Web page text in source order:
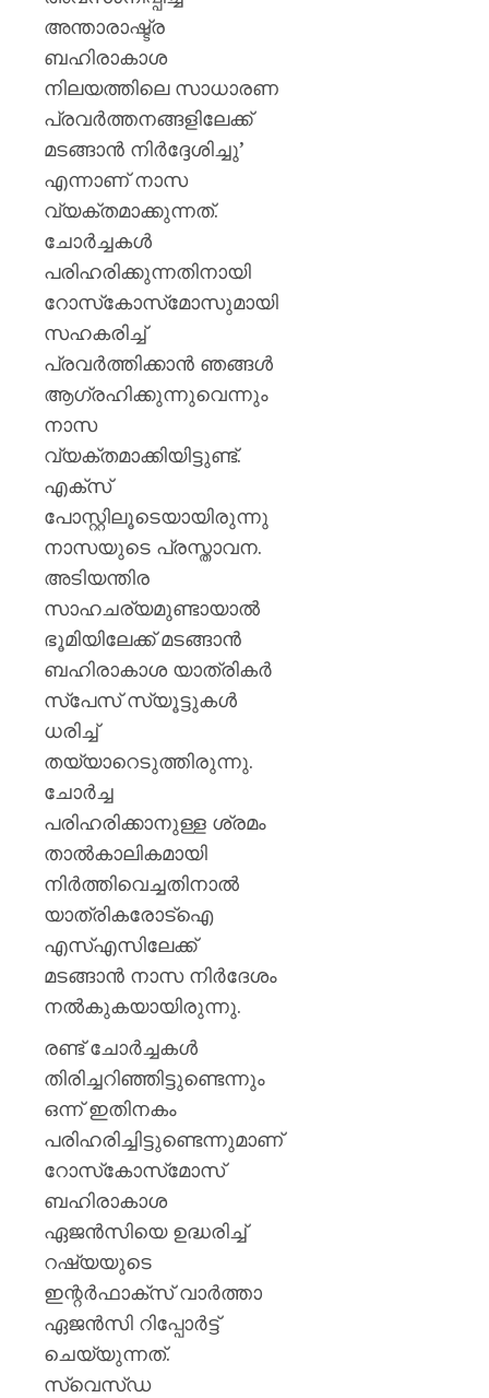
അന്താരാഷ്ട്ര
ബഹിരാകാശ
നിലയത്തിലെ സാധാരണ
പ്രവർത്തനങ്ങളിലേക്ക്
മടങ്ങാൻ നിർദ്ദേശിച്ചു’
എന്നാണ് നാസ
വ്യക്തമാക്കുന്നത്.
ചോർച്ചകൾ
പരിഹരിക്കുന്നതിനായി
റോസ്‌കോസ്‌മോസുമായി
സഹകരിച്ച്
പ്രവർത്തിക്കാൻ ഞങ്ങൾ
ആഗ്രഹിക്കുന്നുവെന്നും
നാസ
വ്യക്തമാക്കിയിട്ടുണ്ട്.
എക്സ്
പോസ്റ്റിലൂടെയായിരുന്നു
നാസയുടെ പ്രസ്താവന.
അടിയന്തിര
സാഹചര്യമുണ്ടായാൽ
ഭൂമിയിലേക്ക് മടങ്ങാൻ
ബഹിരാകാശ യാത്രികർ
സ്പേസ് സ്യൂട്ടുകൾ
ധരിച്ച്
തയ്യാറെടുത്തിരുന്നു.
ചോർച്ച
പരിഹരിക്കാനുള്ള ശ്രമം
താൽകാലികമായി
നിർത്തിവെച്ചതിനാൽ
യാത്രികരോട്ഐ
എസ്എസിലേക്ക്
മടങ്ങാൻ നാസ നിർദേശം
നൽകുകയായിരുന്നു.
രണ്ട് ചോർച്ചകൾ
തിരിച്ചറിഞ്ഞിട്ടുണ്ടെന്നും
ഒന്ന് ഇതിനകം
പരിഹരിച്ചിട്ടുണ്ടെന്നുമാണ്
റോസ്‌കോസ്‌മോസ്
ബഹിരാകാശ
ഏജൻസിയെ ഉദ്ധരിച്ച്
റഷ്യയുടെ
ഇന്റർഫാക്സ് വാർത്താ
ഏജൻസി റിപ്പോർട്ട്
ചെയ്യുന്നത്.
സ്വെസ്ഡ